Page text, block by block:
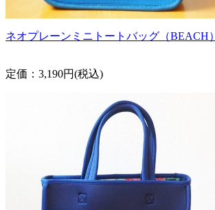
ネオプレーンミニトートバッグ（BEACH）
定価：3,190円(税込)